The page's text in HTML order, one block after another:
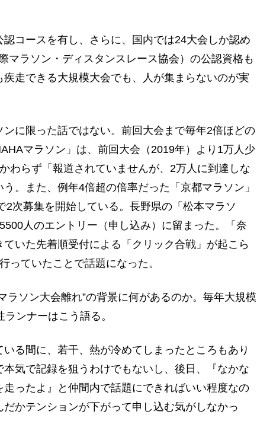
コースを有し、さらに、国内では24大会しか認め
マラソン・ディスタンスレース協会）の公認資格も
走できる大規模大会でも、人が集まらないのが実
に限った話ではない。前回大会まで毎年2倍ほどの
マラソン」は、前回大会（2019年）より1万人少
わらず「報道されていませんが、2万人に到達しな
。また、例年4倍超の倍率だった「京都マラソン」
2次募集を開始している。長野県の「松本マラソ
人のエントリー（申し込み）に留まった。「奈
いた先着順受付による「クリック合戦」が起こら
っていたことで話題になった。
ラソン大会離れ”の背景に何があるのか。毎年大規模
ンナーはこう語る。
いる間に、若干、熱が冷めてしまったところもあり
気で記録を狙うわけでもないし、後日、『なかな
ったよ』と仲間内で話題にできればいい程度なの
かテンションが下がって申し込む気がしなかっ